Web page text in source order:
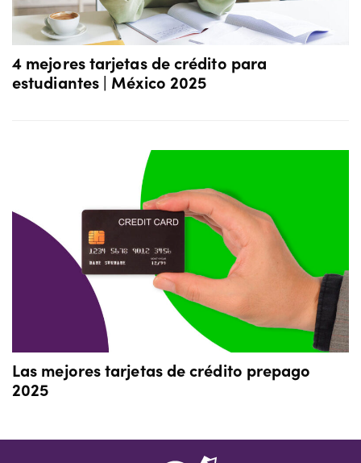
4 mejores tarjetas de crédito para
estudiantes | México 2025
Las mejores tarjetas de crédito prepago
2025